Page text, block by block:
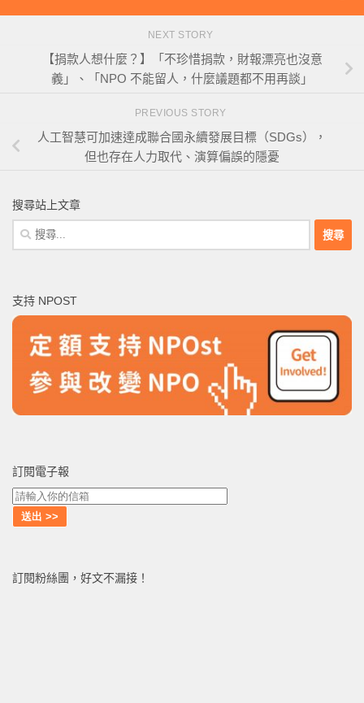
NEXT STORY
【捐款人想什麼？】「不珍惜捐款，財報漂亮也沒意
義」、「NPO 不能留人，什麼議題都不用再談」
PREVIOUS STORY
人工智慧可加速達成聯合國永續發展目標（SDGs），
但也存在人力取代、演算偏誤的隱憂
搜尋站上文章
搜
尋
字:
支持 NPOST
訂閱電子報
訂閱粉絲團，好文不漏接！